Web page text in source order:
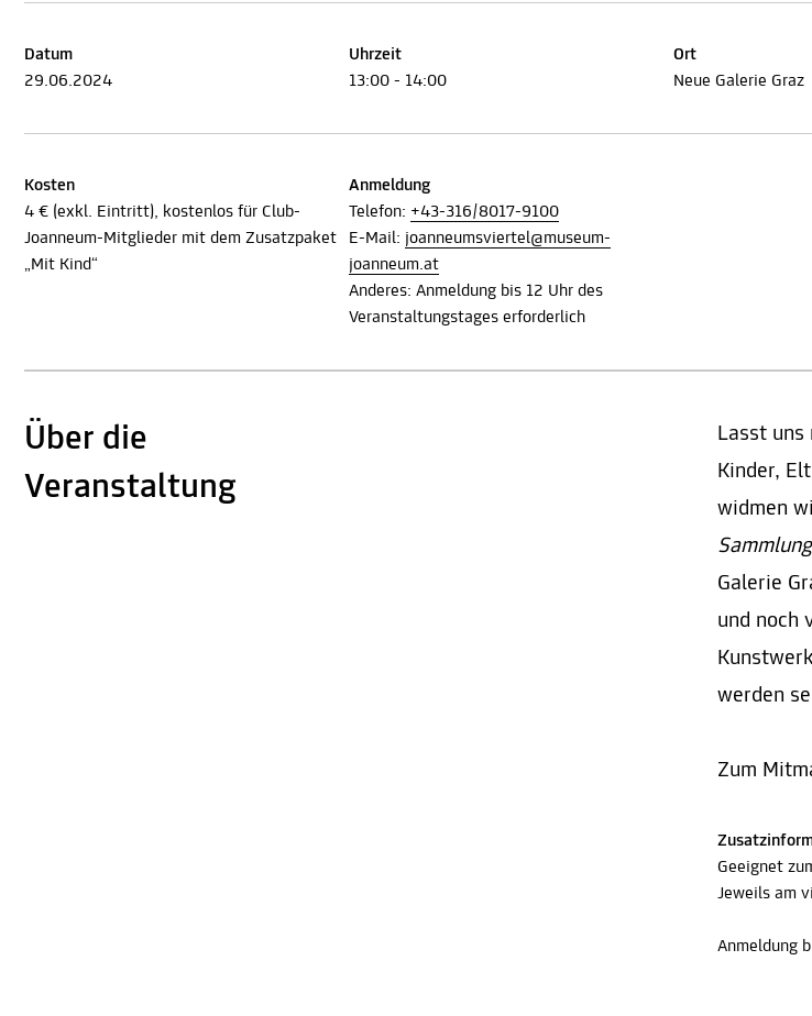
Datum
29.06.2024
Uhrzeit
13:00 - 14:00
Ort
Neue Galerie Graz
Kosten
4 € (exkl. Eintritt), kostenlos für Club-
Joanneum-Mitglieder mit dem Zusatzpaket
„Mit Kind“
Anmeldung
Telefon: +43-316/8017-9100
E-Mail: joanneumsviertel@museum-
joanneum.at
Anderes: Anmeldung bis 12 Uhr des
Veranstaltungstages erforderlich
Über die
Veranstaltung
Lasst uns
Kinder,
widmen
Galerie
und noch
werden
Zum
Geeignet
Jeweils am
Anmeldung